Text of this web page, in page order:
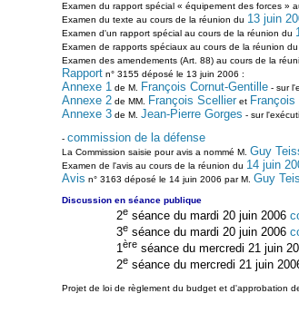
Examen du rapport spécial « équipement des forces »
Examen du texte au cours de la réunion du 13 juin
Examen d'un rapport spécial au cours de la réunion du
Examen de rapports spéciaux au cours de la réunion du
Examen des amendements (Art. 88) au cours de la
Rapportn° 3155 déposé le 13 juin 2006 :
Annexe 1de M. François Cornut-Gentille- sur
Annexe 2de MM. François Scellieret François
Annexe 3de M. Jean-Pierre Gorges - sur
- commission de la défense
La Commission saisie pour avis a nommé M. Guy
Examen de l'avis au cours de la réunion du 14 juin
Avis n° 3163 déposé le 14 juin 2006 par M. Guy
Discussion en séance publique
2e séance du mardi 20 juin 2006
3e séance du mardi 20 juin 2006
1ère séance du mercredi 21 juin
2e séance du mercredi 21 juin
Projet de loi de règlement du budget et d'approbation